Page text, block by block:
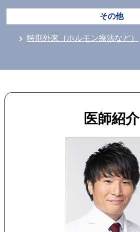
その他
特別外来（ホルモン療法など）
医師紹介